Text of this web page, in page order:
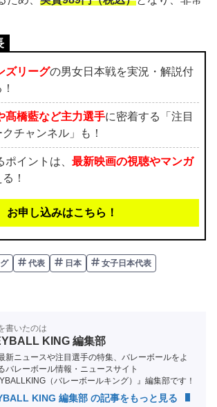
ズリーグの男女日本戦を実況・解説付
髙橋藍など主力選手に密着する「注目
チャンネル」も！
イントは、 最新映画の視聴やマンガ
！
お申し込みはこちら！
代表 日本
女子日本代表
書いたのは
KING 編集部
新ニュースや注目選手の特集、バレーボールをよ
バレーボール情報・ニュースサイト
（バレーボールキング）』編集部です！
KING 編集部 の記事をもっと見る